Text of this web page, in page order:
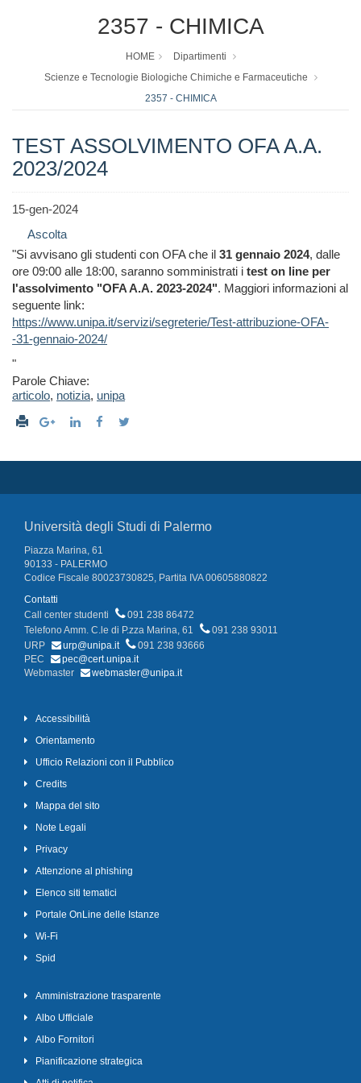
2357 - CHIMICA
HOME
Dipartimenti
Scienze e Tecnologie Biologiche Chimiche e Farmaceutiche
2357 - CHIMICA
TEST ASSOLVIMENTO OFA A.A.
2023/2024
15-gen-2024
Ascolta
"Si avvisano gli studenti con OFA che il 31 gennaio 2024, dalle
ore 09:00 alle 18:00, saranno somministrati i test on line per
l'assolvimento "OFA A.A. 2023-2024". Maggiori informazioni al
seguente link:
https://www.unipa.it/servizi/segreterie/Test-attribuzione-OFA-
-31-gennaio-2024/
"
Parole Chiave:
articolo, notizia, unipa
Università degli Studi di Palermo
Piazza Marina, 61
90133 - PALERMO
Codice Fiscale 80023730825, Partita IVA 00605880822
Contatti
Call center studenti
091 238 86472
Telefono Amm. C.le di P.zza Marina, 61
091 238 93011
URP
urp@unipa.it
091 238 93666
PEC
pec@cert.unipa.it
Webmaster
webmaster@unipa.it
Accessibilità
Orientamento
Ufficio Relazioni con il Pubblico
Credits
Mappa del sito
Note Legali
Privacy
Attenzione al phishing
Elenco siti tematici
Portale OnLine delle Istanze
Wi-Fi
Spid
Amministrazione trasparente
Albo Ufficiale
Albo Fornitori
Pianificazione strategica